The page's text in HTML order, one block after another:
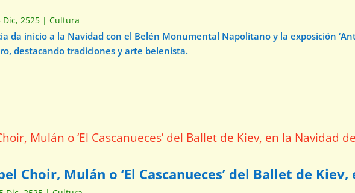
Dic, 2525 |Cultura
da inicio a la Navidad con el Belén Monumental Napolitano y la exposición
destacando tradiciones y arte belenista.
Choir, Mulán o ‘El Cascanueces’ del Ballet de